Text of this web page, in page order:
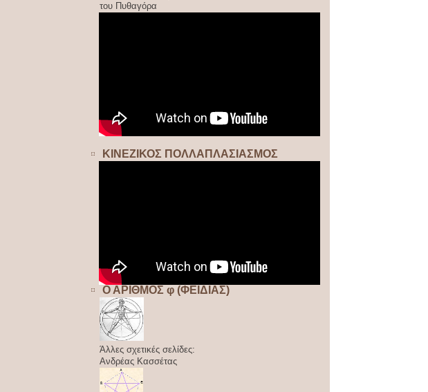
του Πυθαγόρα
ΚΙΝΕΖΙΚΟΣ ΠΟΛΛΑΠΛΑΣΙΑΣΜΟΣ
Ο ΑΡΙΘΜΟΣ φ (ΦΕΙΔΙΑΣ)
Άλλες σχετικές σελίδες:
Ανδρέας Κασσέτας